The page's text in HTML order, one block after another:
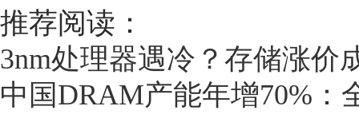
推荐阅读：
3nm处理器遇冷？存储涨价
中国DRAM产能年增70%：